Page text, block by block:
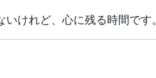
けれど、心に残る時間です。